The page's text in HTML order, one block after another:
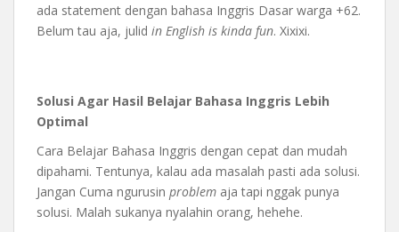
ada statement dengan bahasa Inggris Dasar warga +62.
Belum tau aja, julid in English is kinda fun. Xixixi.
Solusi Agar Hasil Belajar Bahasa Inggris Lebih
Optimal
Cara Belajar Bahasa Inggris dengan cepat dan mudah
dipahami. Tentunya, kalau ada masalah pasti ada solusi.
Jangan Cuma ngurusin problem aja tapi nggak punya
solusi. Malah sukanya nyalahin orang, hehehe.